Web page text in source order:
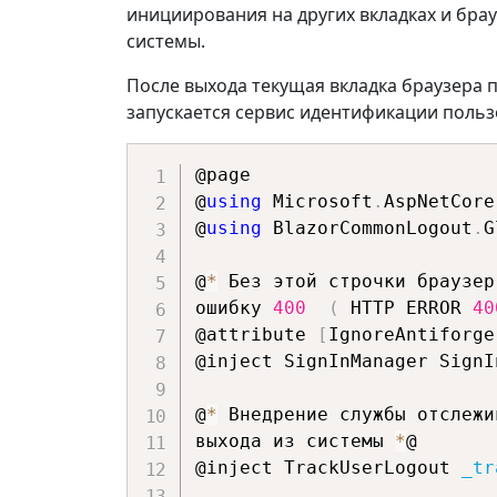
инициирования на других вкладках и
системы.
После выхода текущая вкладка браузера
запускается сервис идентификации
@page
@using Microsoft . AspNetCore
@using BlazorCommonLogout .
@* Без этой строчки
ошибку 400 ( HTTP ERROR
@attribute
[
@inject SignInManager
@* Внедрение службы
выхода из системы *@
@inject TrackUserLogout